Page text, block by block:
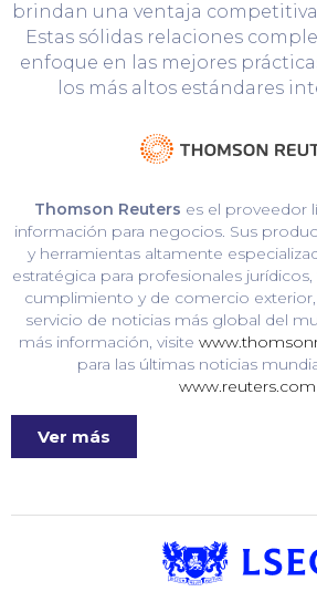
brindan una ventaja
Estas sólidas relaciones
enfoque en las mejores
los más altos estándares
Thomson Reuters es el proveedor
información para negocios. Sus
y herramientas altamente
estratégica para profesionales
cumplimiento y de comercio
servicio de noticias más global del
más información, visite
para las últimas noticias
www.reuters.com
Ver más